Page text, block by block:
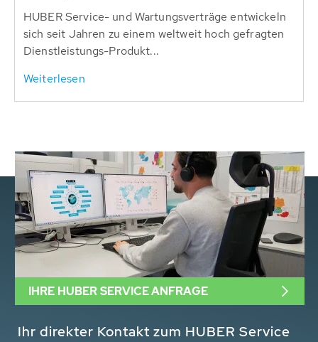
HUBER Service- und Wartungsverträge entwickeln
sich seit Jahren zu einem weltweit hoch gefragten
Dienstleistungs-Produkt...
Weiterlesen
Ihr direkter Kontakt zum HUBER Service
IHRE HUBER SERVICE ANFRAGE